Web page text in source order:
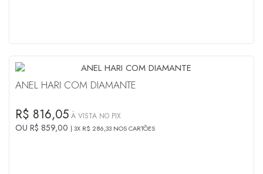
ANEL HARI COM DIAMANTE
R$ 816,05 À VISTA NO PIX
OU R$ 859,00 3X R$ 286,33 NOS CARTÕES